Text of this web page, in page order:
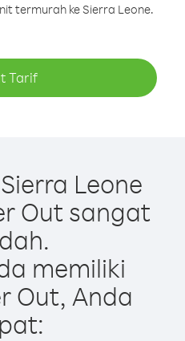
termurah ke Sierra Leone.
Tarif
Leone
Out sangat
memiliki
Out, Anda